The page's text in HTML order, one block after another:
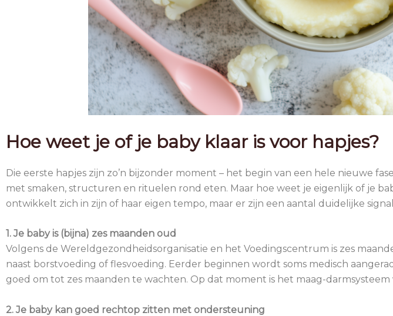
Hoe weet je of je baby klaar is voor hapjes?
Die eerste hapjes zijn zo’n bijzonder moment – het begin van een hele nieuwe
met smaken, structuren en rituelen rond eten. Maar hoe weet je eigenlijk of je
ontwikkelt zich in zijn of haar eigen tempo, maar er zijn een aantal duidelijke
1. Je baby is (bijna) zes maanden oud
Volgens de Wereldgezondheidsorganisatie en het Voedingscentrum is zes
naast borstvoeding of flesvoeding. Eerder beginnen wordt soms medisch
goed om tot zes maanden te wachten. Op dat moment is het maag-
2. Je baby kan goed rechtop zitten met ondersteuning